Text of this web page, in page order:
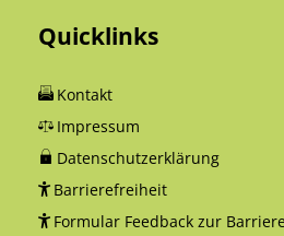
Quicklinks
Kontakt
Impressum
Datenschutzerklärung
Barrierefreiheit
Formular Feedback zur